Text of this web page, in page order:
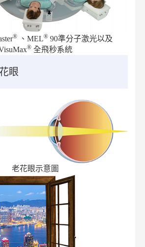
®、MEL®90準分子激光以及
®全飛秒系統
眼
老花眼示意圖